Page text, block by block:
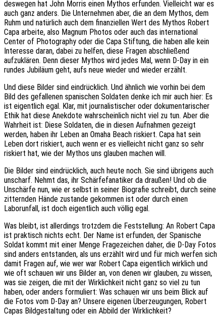
deswegen hat John Morris einen Mythos erfunden. Vielleicht war es
auch ganz anders. Die Unternehmen aber, die an dem Mythos, dem
Ruhm und natürlich auch dem finanziellen Wert des Mythos Robert
Capa arbeite, also Magnum Photos oder auch das international
Center of Photography oder die Capa Stiftung, die haben alle kein
Interesse daran, dabei zu helfen, diese Fragen abschließend
aufzuklären. Denn dieser Mythos wird jedes Mal, wenn D-Day in ein
rundes Jubiläum geht, aufs neue wieder und wieder erzählt.
Und diese Bilder sind eindrücklich. Und ähnlich wie vorhin bei dem
Bild des gefallenen spanischen Soldaten denke ich mir auch hier: Es
ist eigentlich egal. Klar, mit journalistischer oder dokumentarischer
Ethik hat diese Anekdote wahrscheinlich nicht viel zu tun. Aber die
Wahrheit ist: Diese Soldaten, die in diesen Aufnahmen gezeigt
werden, haben ihr Leben an Omaha Beach riskiert. Capa hat sein
Leben dort riskiert, auch wenn er es vielleicht nicht ganz so sehr
riskiert hat, wie der Mythos uns glauben machen will.
Die Bilder sind eindrücklich, auch heute noch. Sie sind übrigens auch
unscharf. Nehmt das, ihr Schärfefanatiker da draußen! Und ob die
Unschärfe nun, wie er selbst in seiner Biografie schreibt, durch seine
zitternden Hände zustande gekommen ist oder durch einen
Laborunfall, ist doch eigentlich auch völlig egal.
Was bleibt, ist allerdings trotzdem die Feststellung: An Robert Capa
ist praktisch nichts echt. Der Name ist erfunden, der Spanische
Soldat kommt mit einer Menge Fragezeichen daher, die D-Day Fotos
sind anders entstanden, als uns erzählt wird und für mich werfen sich
damit Fragen auf, wie wer war Robert Capa eigentlich wirklich und
wie oft schauen wir uns Bilder an, von denen wir glauben, zu wissen,
was sie zeigen, die mit der Wirklichkeit nicht ganz so viel zu tun
haben, oder anders formuliert: Was schauen wir uns beim Blick auf
die Fotos vom D-Day an? Unsere eigenen Überzeugungen, Robert
Capas Bildgestaltung oder ein Abbild der Wirklichkeit?